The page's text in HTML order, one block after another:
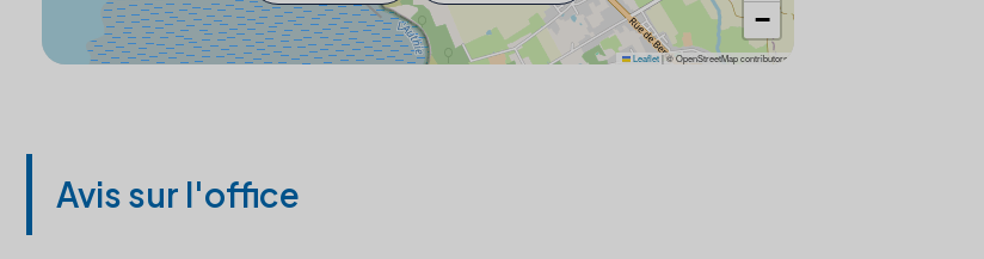
−
Leaflet |© OpenStreetMap contributors
Avis sur l'office